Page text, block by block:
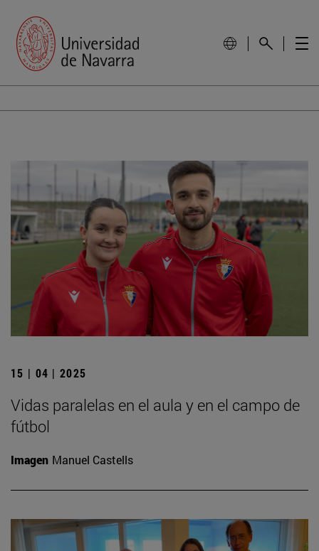
15 | 04 | 2025
Vidas paralelas en el aula y en el campo de
fútbol
Imagen Manuel Castells